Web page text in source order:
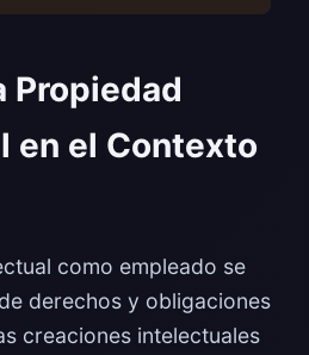
Propiedad
en el Contexto
como empleado se
derechos y obligaciones
creaciones intelectuales